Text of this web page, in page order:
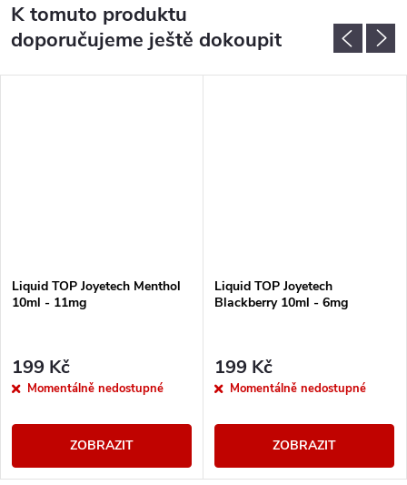
K tomuto produktu
doporučujeme ještě dokoupit
Liquid TOP Joyetech Menthol
10ml - 11mg
199 Kč
Momentálně nedostupné
ZOBRAZIT
Liquid TOP Joyetech
Blackberry 10ml - 6mg
199 Kč
Momentálně nedostupné
ZOBRAZIT